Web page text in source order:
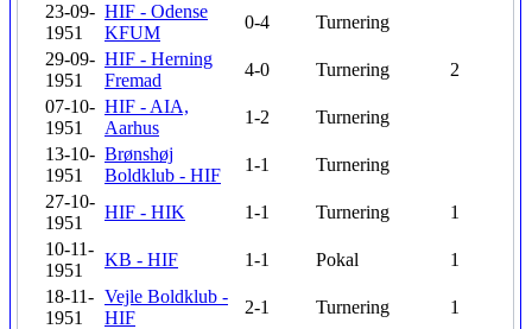
23-09-
1951
HIF - Odense
KFUM
0-4
Turnering
29-09-
1951
HIF - Herning
Fremad
4-0 Turnering
2
07-10-
1951
HIF - AIA,
Aarhus
1-2
Turnering
13-10-
1951
Brønshøj
Boldklub - HIF
1-1
Turnering
27-10-
1951
HIF - HIK 1-1 Turnering
1
10-11-
1951
KB - HIF 1-1 Pokal
1
18-11-
1951
Vejle Boldklub -
HIF
2-1 Turnering
1